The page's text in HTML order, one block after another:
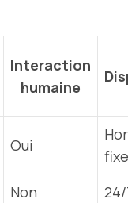
Interaction
humaine
Oui
Non